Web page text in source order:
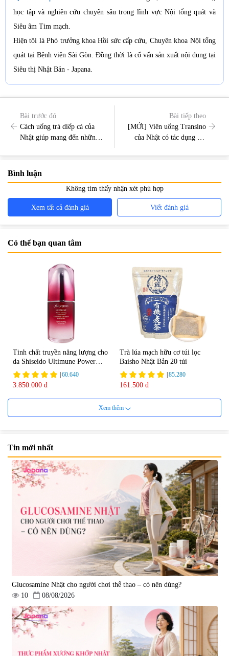
học tập và nghiên cứu chuyên sâu trong lĩnh vực Nội tổng quát và
Siêu âm Tim mạch.
Hiện tôi là Phó trưởng khoa Hồi sức cấp cứu, Chuyên khoa Nội tổng
quát tại Bệnh viện Sài Gòn. Đồng thời là cố vấn sản xuất nội dung tại
Siêu thị Nhật Bản - Japana.
Bài trước đó
Cách uống trà diếp cá của
Nhật giúp mang đến những
Bài tiếp theo
[MỚI] Viên uống Transino
của Nhật có tác dụng gì?
Bình luận
Không tìm thấy nhận xét phù hợp
Xem tất cả đánh giá Viết đánh giá
Có thể bạn quan tâm
Tinh chất truyền năng lượng cho
da Shiseido Ultimune Power
75ml
60.640
3.850.000 đ
Trà lúa mạch hữu cơ túi lọc
Baisho Nhật Bản 20 túi
85.280
161.500 đ
Viên uống bổ não Ribeto Shoji
|57.920
1.450.000 đ
Viên nang uống cải thiện thị lực,
trí nhớ DHA + EPA + Flaxseed
Oil 30 viên/gói - Date 02/2027
|52.346
225.000 đ
Tẩy tế bào chết Nichiei Bussan
Nano NMN+ Peeling Gel
|0
Viên uống hỗ trợ bền thành
mạch, ngừa tai biến Elastin Plus
& Nattokinase Hokoen 80 viên
0
Xem thêm
Tin mới nhất
Glucosamine Nhật cho người chơi thể thao – có nên dùng?
10
08/08/2026